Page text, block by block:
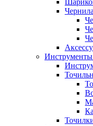
Инструменты